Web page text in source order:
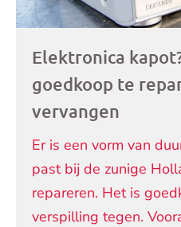
Elektronica
goedkoop te
vervangen
Er is een vorm van
past bij de zunige
repareren. Het is
verspilling tegen.